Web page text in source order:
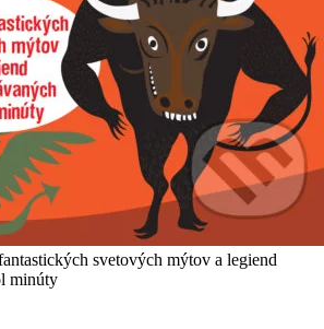
svetových mýtov a legiend
minúty